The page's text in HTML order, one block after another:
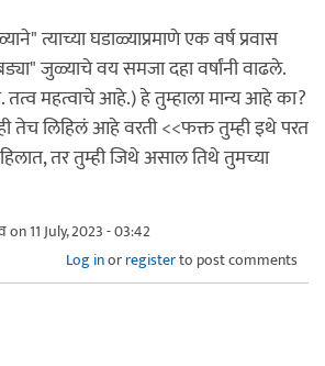
त्याच्या घडाळ्याप्रमाणे एक वर्ष प्रवास
जुळ्याचे वय समजा दहा वर्षांनी वाढले.
महत्वाचे आहे.) हे तुम्हाला मान्य आहे का?
तेच लिहिलं आहे वरती <<फक्त तुम्ही इथे परत
तर तुम्ही जिथे असाल तिथे तुमच्या
on 11 July, 2023 - 03:42
Log inorregisterto post comments